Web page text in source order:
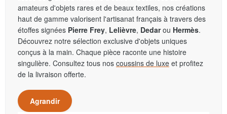
amateurs d'objets rares et de beaux textiles, nos créations
haut de gamme valorisent l'artisanat français à travers des
étoffes signées Pierre Frey, Lelièvre, Dedarou Hermès.
Découvrez notre sélection exclusive d'objets uniques
conçus à la main. Chaque pièce raconte une histoire
singulière. Consultez tous nos coussins de luxe et profitez
de la livraison offerte.
Agrandir